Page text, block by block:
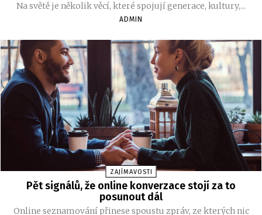
Na světě je několik věcí, které spojují generace, kultury,...
ADMIN
ZAJÍMAVOSTI
Pět signálů, že online konverzace stojí za to
posunout dál
Online seznamování přinese spoustu zpráv, ze kterých nic